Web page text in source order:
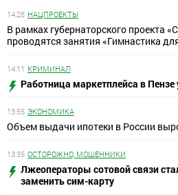
14:28 НАЦПРОЕКТЫ
В рамках губернаторского проекта
проводятся занятия «Гимнастика
14:11 КРИМИНАЛ
Работница маркетплейса в
13:55 ЭКОНОМИКА
Объем выдачи ипотеки в России
13:35 ОСТОРОЖНО, МОШЕННИКИ
Лжеоператоры сотовой связи
заменить сим-карту